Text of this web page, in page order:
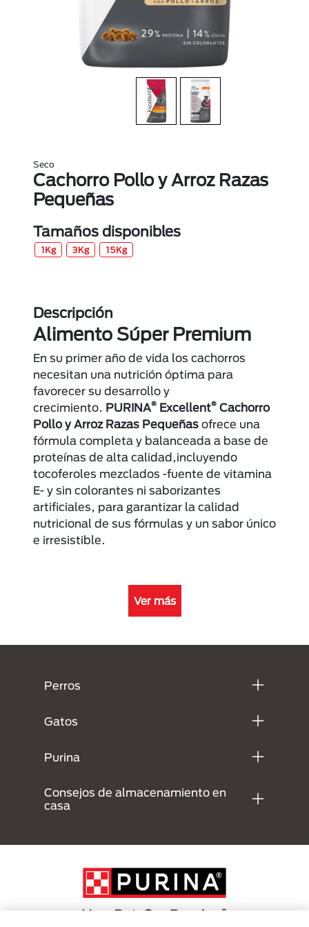
Seco
Cachorro Pollo y Arroz Razas
Pequeñas
Tamaños disponibles
1Kg 3Kg 15Kg
Descripción
Alimento Súper Premium
En su primer año de vida los cachorros
necesitan una nutrición óptima para
favorecer su desarrollo y
crecimiento. PURINA® Excellent® Cachorro
Pollo y Arroz Razas Pequeñas ofrece una
fórmula completa y balanceada a base de
proteínas de alta calidad,incluyendo
tocoferoles mezclados -fuente de vitamina
E- y sin colorantes ni saborizantes
artiﬁciales, para garantizar la calidad
nutricional de sus fórmulas y un sabor único
e irresistible.
Ver más
Perros
Gatos
Purina
Consejos de almacenamiento en
casa